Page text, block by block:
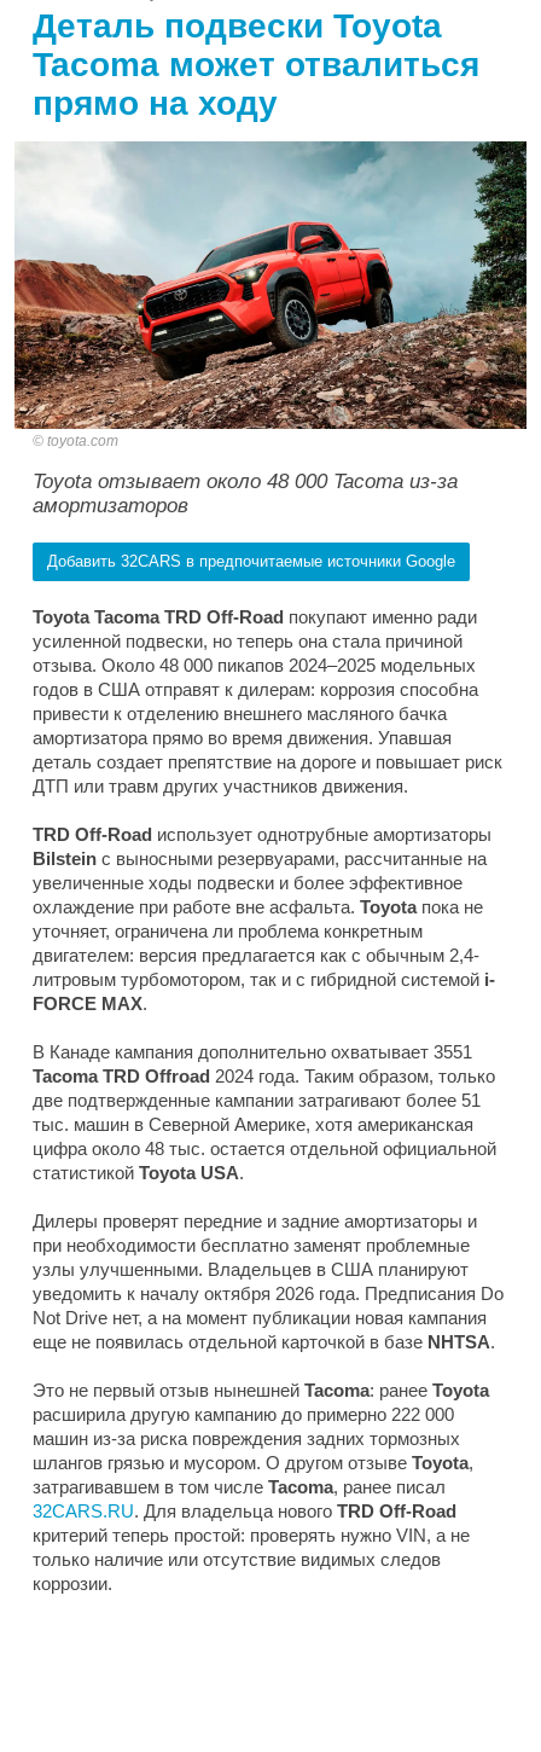
Деталь подвески Toyota
Tacoma может отвалиться
прямо на ходу
toyota.com
Toyota отзывает около 48 000 Tacoma из-за
амортизаторов
Добавить 32CARS в предпочитаемые источники Google
Toyota Tacoma TRD Off-Road покупают именно ради
усиленной подвески, но теперь она стала причиной
отзыва. Около 48 000 пикапов 2024–2025 модельных
годов в США отправят к дилерам: коррозия способна
привести к отделению внешнего масляного бачка
амортизатора прямо во время движения. Упавшая
деталь создает препятствие на дороге и повышает риск
ДТП или травм других участников движения.
TRD Off-Road использует однотрубные амортизаторы
Bilstein с выносными резервуарами, рассчитанные на
увеличенные ходы подвески и более эффективное
охлаждение при работе вне асфальта. Toyotaпока не
уточняет, ограничена ли проблема конкретным
двигателем: версия предлагается как с обычным 2,4-
литровым турбомотором, так и с гибридной системой i-
FORCE MAX.
В Канаде кампания дополнительно охватывает 3551
Tacoma TRD Offroad 2024 года. Таким образом, только
две подтвержденные кампании затрагивают более 51
тыс. машин в Северной Америке, хотя американская
цифра около 48 тыс. остается отдельной официальной
статистикой Toyota USA.
Дилеры проверят передние и задние амортизаторы и
при необходимости бесплатно заменят проблемные
узлы улучшенными. Владельцев в США планируют
уведомить к началу октября 2026 года. Предписания Do
Not Drive нет, а на момент публикации новая кампания
еще не появилась отдельной карточкой в базе NHTSA.
Это не первый отзыв нынешней Tacoma: ранее Toyota
расширила другую кампанию до примерно 222 000
машин из-за риска повреждения задних тормозных
шлангов грязью и мусором. О другом отзыве Toyota,
затрагивавшем в том числе Tacoma, ранее писал
32CARS.RU. Для владельца нового TRD Off-Road
критерий теперь простой: проверять нужно VIN, а не
только наличие или отсутствие видимых следов
коррозии.